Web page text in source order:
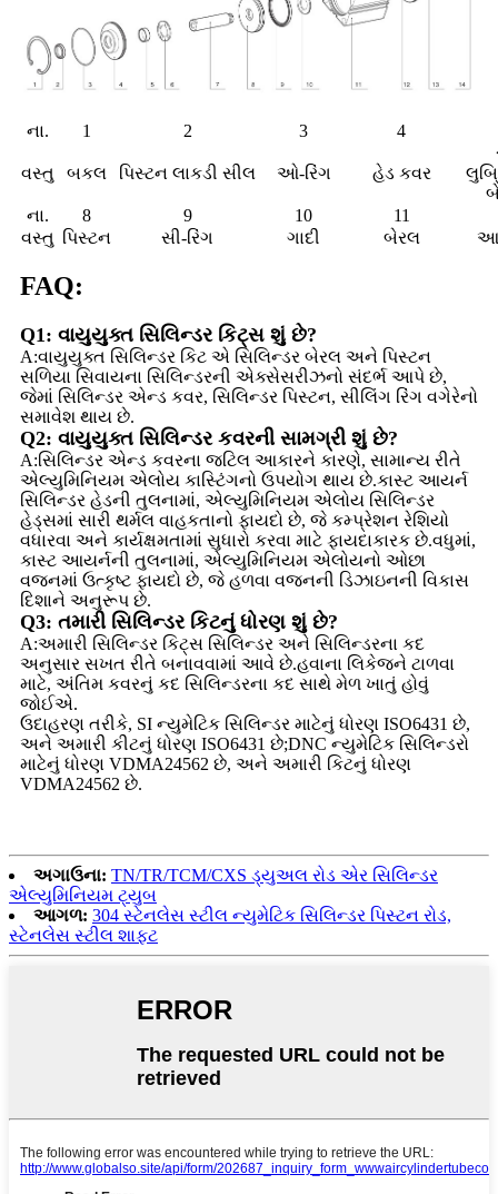
ના. 1 2 3 4
વસ્તુ બકલ પિસ્ટન લાકડી સીલ ઓ-રિંગ હેડ કવર
ના.
8 9 10 11
વસ્તુ પિસ્ટન સી-રિંગ ગાદી બેરલ
FAQ:
Q1: વાયુયુક્ત સિલિન્ડર કિટ્સ શું છે?
A:વાયુયુક્ત સિલિન્ડર કિટ એ સિલિન્ડર બેરલ અને પિસ્ટન
સળિયા સિવાયના સિલિન્ડરની એક્સેસરીઝનો સંદર્ભ આપે છે,
જેમાં સિલિન્ડર એન્ડ કવર, સિલિન્ડર પિસ્ટન, સીલિંગ રિંગ વગેરેનો
સમાવેશ થાય છે.
Q2: વાયુયુક્ત સિલિન્ડર કવરની સામગ્રી શું છે?
A:સિલિન્ડર એન્ડ કવરના જટિલ આકારને કારણે, સામાન્ય રીતે
એલ્યુમિનિયમ એલોય કાસ્ટિંગનો ઉપયોગ થાય છે.કાસ્ટ આયર્ન
સિલિન્ડર હેડની તુલનામાં, એલ્યુમિનિયમ એલોય સિલિન્ડર
હેડ્સમાં સારી થર્મલ વાહકતાનો ફાયદો છે, જે કમ્પ્રેશન રેશિયો
વધારવા અને કાર્યક્ષમતામાં સુધારો કરવા માટે ફાયદાકારક છે.વધુમાં,
કાસ્ટ આયર્નની તુલનામાં, એલ્યુમિનિયમ એલોયનો ઓછા
વજનમાં ઉત્કૃષ્ટ ફાયદો છે, જે હળવા વજનની ડિઝાઇનની વિકાસ
દિશાને અનુરૂપ છે.
Q3: તમારી સિલિન્ડર કિટનું ધોરણ શું છે?
A:અમારી સિલિન્ડર કિટ્સ સિલિન્ડર અને સિલિન્ડરના કદ
અનુસાર સખત રીતે બનાવવામાં આવે છે.હવાના લિકેજને ટાળવા
માટે, અંતિમ કવરનું કદ સિલિન્ડરના કદ સાથે મેળ ખાતું હોવું
જોઈએ.
ઉદાહરણ તરીકે, SI ન્યુમેટિક સિલિન્ડર માટેનું ધોરણ ISO6431 છે,
અને અમારી કીટનું ધોરણ ISO6431 છે;DNC ન્યુમેટિક સિલિન્ડરો
માટેનું ધોરણ VDMA24562 છે, અને અમારી કિટનું ધોરણ
VDMA24562 છે.
અગાઉના: TN/TR/TCM/CXS ડ્યુઅલ રોડ એર સિલિન્ડર
એલ્યુમિનિયમ ટ્યુબ
આગળ: 304 સ્ટેનલેસ સ્ટીલ ન્યુમેટિક સિલિન્ડર પિસ્ટન રોડ,
સ્ટેનલેસ સ્ટીલ શાફ્ટ